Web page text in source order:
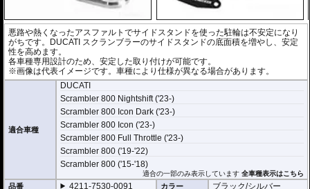
悪路や熱くなったアスファルトでサイドスタンドを使った駐輪は不安定になり
がちです。DUCATI スクランブラーのサイドスタンドの底面積を増やし、安定
性を高めます。
各車種専用設計のため、安定した取り付けが可能です。
※画像は代表イメージです。車種により仕様が異なる場合があります。
適合車種
DUCATI
Scrambler 800 Nightshift ('23-)
Scrambler 800 Icon Dark ('23-)
Scrambler 800 Icon ('23-)
Scrambler 800 Full Throttle ('23-)
Scrambler 800 ('19-'22)
Scrambler 800 ('15-'18)
適合の一部のみ表示しています全車種表示はこちら
品番 4211-7530-0091 カラー ブラック/シルバー